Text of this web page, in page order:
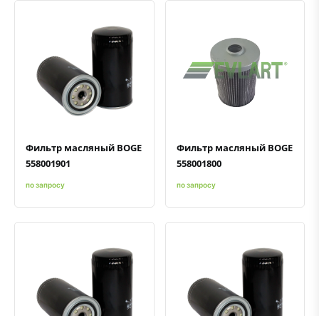
Быстрый просмотрДобавить к сравнению
Добавить в избранное
Фильтр масляный BOGE
558001901
по запросу
Быстрый просмотрДобавить к сравнению
Фильтр масляный BOGE
558001800
по запросу
Быстрый просмотрДобавить к сравнению
Добавить в избранное Быстрый просмотрДобавить к сравнению
Добавить в избранное